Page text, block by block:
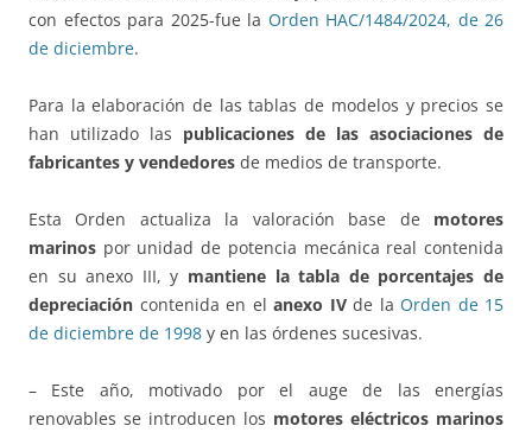
con efectos para 2025-fue la Orden HAC/1484/2024, de 26
de diciembre.
Para la elaboración de las tablas de modelos y precios se
han utilizado las publicaciones de las asociaciones de
fabricantes y vendedores de medios de transporte.
Esta Orden actualiza la valoración base de motores
marinos por unidad de potencia mecánica real contenida
en su anexo III, y mantiene la tabla de porcentajes de
depreciación contenida en el anexo IV de la Orden de 15
de diciembre de 1998 y en las órdenes sucesivas.
– Este año, motivado por el auge de las energías
renovables se introducen los motores eléctricos marinos